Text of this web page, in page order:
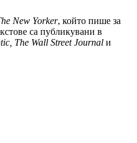
New Yorker, който пише за
са публикувани в
The Wall Street Journal и